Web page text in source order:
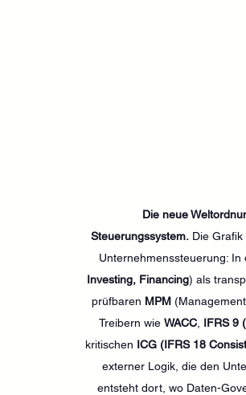
Die neue
Steuerungssystem. Die Grafik
Unternehmenssteuerung:
Investing, Financing) als
prüfbaren MPM
Treibern wie WACC, IFRS 9
kritischen ICG (IFRS 18
externer Logik, die den
entsteht dort, wo Daten-